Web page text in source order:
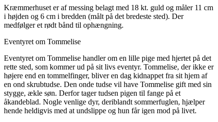
Kræmmerhuset er af messing belagt med 18 kt. guld og måler 11 cm
i højden og 6 cm i bredden (målt på det bredeste sted). Der
medfølger et rødt bånd til ophængning.
Eventyret om Tommelise
Eventyret om Tommelise handler om en lille pige med hjertet på det
rette sted, som kommer ud på sit livs eventyr. Tommelise, der ikke er
højere end en tommelfinger, bliver en dag kidnappet fra sit hjem af
en ond skrubtudse. Den onde tudse vil have Tommelise gift med sin
stygge, ækle søn. Derfor tager tudsen pigen til fange på et
åkandeblad. Nogle venlige dyr, deriblandt sommerfuglen, hjælper
hende heldigvis med at undslippe og hun får igen mod på livet.